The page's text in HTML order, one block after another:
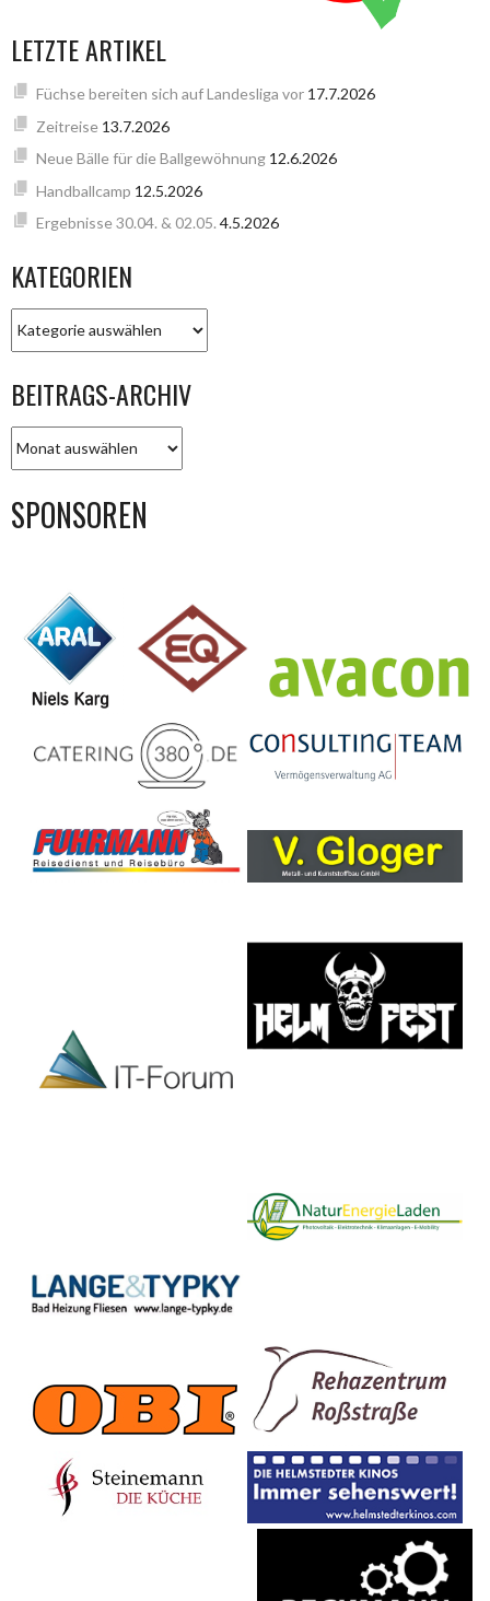
LETZTE ARTIKEL
Füchse bereiten sich auf Landesliga vor 17.7.2026
Zeitreise 13.7.2026
Neue Bälle für die Ballgewöhnung 12.6.2026
Handballcamp 12.5.2026
Ergebnisse 30.04. & 02.05. 4.5.2026
KATEGORIEN
BEITRAGS-ARCHIV
ARCHIV
SPONSOREN